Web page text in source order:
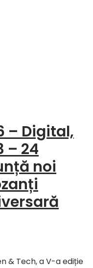
– Digital,
– 24
noi
& Tech, a V-a ediție